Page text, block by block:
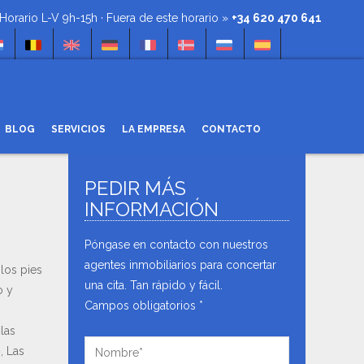
L-V 9h-15h · Fuera de este horario »+34 620 470 641
BLOG SERVICIOS LA EMPRESA CONTACTO
pies
y
Las
NEWSLETTER
Recibe noticias, ofertas y
PEDIR MÁS
INFORMACIÓN
Póngase en contacto con nuestros
agentes inmobiliarios para concertar
una cita. Tan rápido y fácil.
Campos obligatorios *